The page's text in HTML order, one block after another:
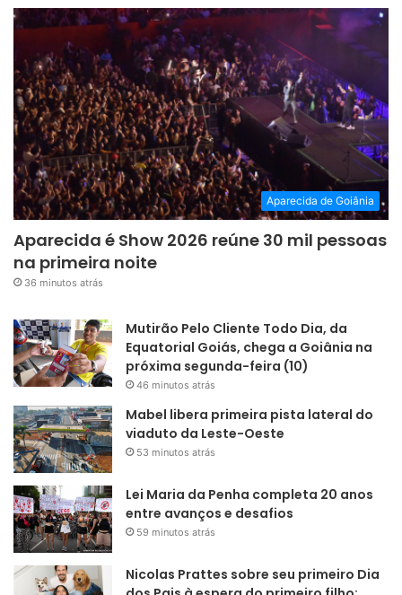
Aparecida de Goiânia
Aparecida é Show 2026 reúne 30 mil pessoas
na primeira noite
36 minutos atrás
Mutirão Pelo Cliente Todo Dia, da
Equatorial Goiás, chega a Goiânia na
próxima segunda-feira (10)
46 minutos atrás
Mabel libera primeira pista lateral do
viaduto da Leste-Oeste
53 minutos atrás
Lei Maria da Penha completa 20 anos
entre avanços e desafios
59 minutos atrás
Nicolas Prattes sobre seu primeiro Dia